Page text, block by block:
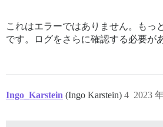
これはエラーではありません。もっ
です。ログをさらに確認する必要が
Ingo_Karstein (Ingo Karstein) 2023
4